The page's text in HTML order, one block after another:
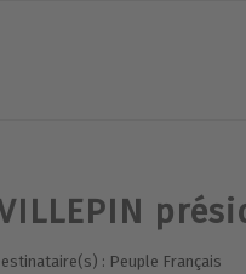
: Peuple Français